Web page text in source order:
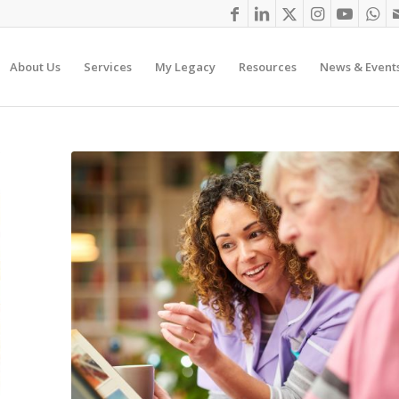
About Us Services My Legacy Resources News &